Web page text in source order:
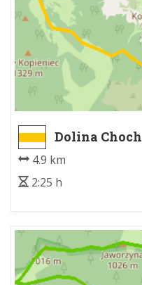
Dolina
4.9 km
2:25 h